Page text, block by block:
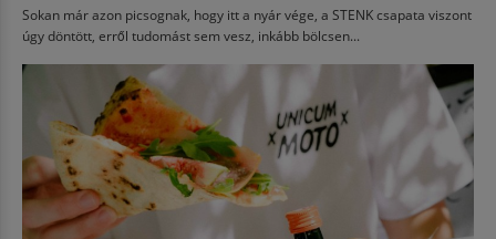
Sokan már azon picsognak, hogy itt a nyár vége, a STENK csapata viszont
úgy döntött, erről tudomást sem vesz, inkább bölcsen...